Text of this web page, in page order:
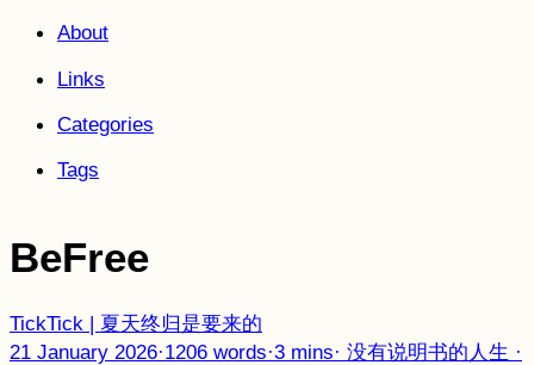
About
Links
Categories
Tags
BeFree
TickTick | 夏天终归是要来的
21 January 2026·1206 words·3 mins· 没有说明书的人生 ·